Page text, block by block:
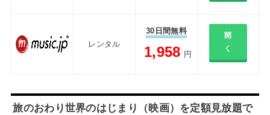
レンタル
30日間無料
1,958 円
開
く
旅のおわり世界のはじまり（映画）を定額見放題で